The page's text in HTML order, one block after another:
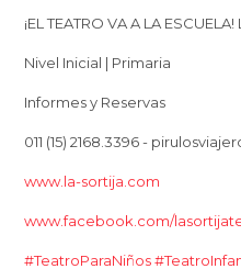
¡EL TEATRO VA A LA
Nivel Inicial | Primaria
Informes y Reservas
011 (15) 2168.3396 -
www.la-sortija.com
www.facebook.com/
#TeatroParaNiños